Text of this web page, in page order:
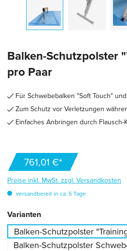
Balken-Schutzpolster
pro Paar
Für Schwebebalken "Soft Touch"
Zum Schutz vor Verletzungen
Einfaches Anbringen durch
761,01 €*
Preise inkl. MwSt. zzgl. Versandkosten
versandbereit in ca. 5 Tage
Variantenauswählen
Balken-Schutzpolster
Balken-Schutzpolster